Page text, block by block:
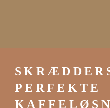
PERFEKTE